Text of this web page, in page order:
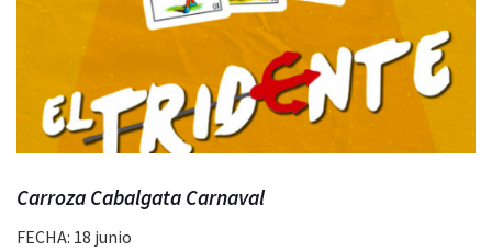
Carroza Cabalgata Carnaval
FECHA: 18 junio